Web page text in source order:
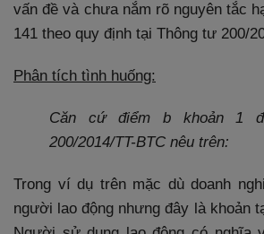
vấn đề và chưa nắm rõ nguyên tắc
141 theo quy định tại Thông tư 200/
Phân tích tình huống:
Căn cứ điểm b khoản 1
200/2014/TT-BTC nêu trên:
Trong ví dụ trên mặc dù doanh
người lao động nhưng đây là khoản